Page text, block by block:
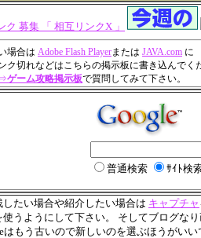
場合は Adobe Flash Playerまたは JAVA.com に
ク切れなどはこちらの掲示板に書き込んで
ゲーム攻略掲示板で質問してみて下さい。
普通検索 ｻｲﾄ検
たい場合や紹介したい場合は キャプチャ
うようにして下さい。 そしてブログな
はもう古いので新しいのを選ぶほうがい